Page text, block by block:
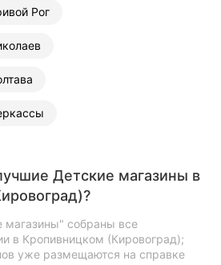
Рог
Детские магазины в
собраны все
в Кропивницком (Кировоград);
уже размещаются на справке